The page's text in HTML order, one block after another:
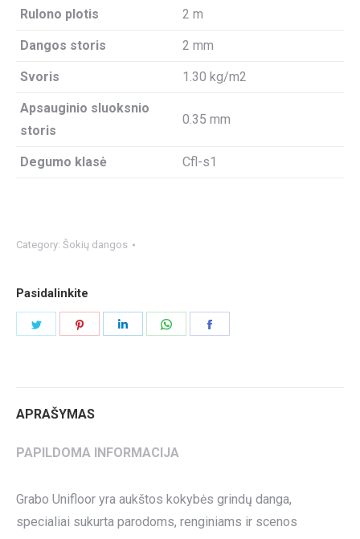
Rulono plotis 2 m
Dangos storis 2 mm
Svoris 1.30 kg/m2
Apsauginio sluoksnio
storis
0.35 mm
Degumo klasė Cfl-s1
Category: Šokių dangos
Pasidalinkite
APRAŠYMAS
PAPILDOMA INFORMACIJA
Grabo Unifloor yra aukštos kokybės grindų danga,
specialiai sukurta parodoms, renginiams ir scenos